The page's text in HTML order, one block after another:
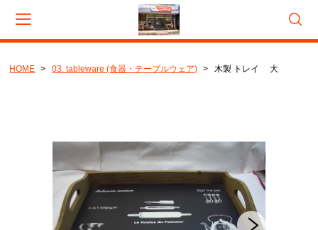
01. lighting (照明等)
02. mug & cup (マグ ＆ カップ)
03. tableware (食器・テーブルウェア)
HOME 03. tableware (食器・テーブルウェア) 木製 トレイ 大